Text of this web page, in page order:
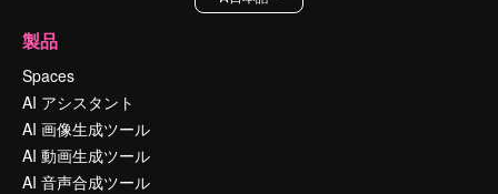
製品
Spaces
AI アシスタント
AI 画像生成ツール
AI 動画生成ツール
AI 音声合成ツール